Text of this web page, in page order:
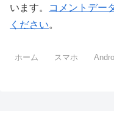
います。
コメントデー
ください。
ホーム スマホ